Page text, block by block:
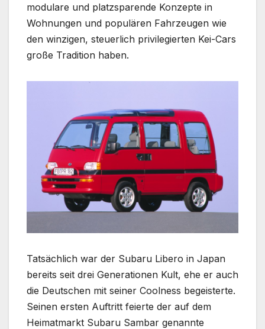
modulare und platzsparende Konzepte in
Wohnungen und populären Fahrzeugen wie
den winzigen, steuerlich privilegierten Kei-Cars
große Tradition haben.
Tatsächlich war der Subaru Libero in Japan
bereits seit drei Generationen Kult, ehe er auch
die Deutschen mit seiner Coolness begeisterte.
Seinen ersten Auftritt feierte der auf dem
Heimatmarkt Subaru Sambar genannte